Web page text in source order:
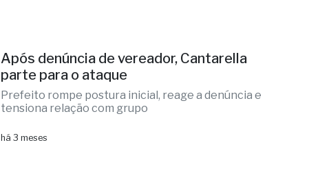
Após denúncia de vereador, Cantarella
parte para o ataque
Prefeito rompe postura inicial, reage a denúncia e
tensiona relação com grupo
há 3 meses